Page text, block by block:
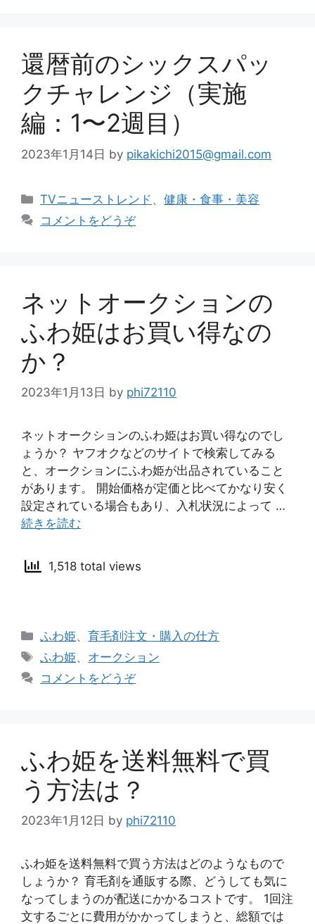
還暦前のシックスパッ
クチャレンジ（実施
編：1〜2週目）
2023年1月14日 by pikakichi2015@gmail.com
カ
TVニューストレンド 、健康・食事・美容
コメントをどうぞ
ネットオークションの
ふわ姫はお買い得なの
か？
2023年1月13日 by phi72110
ネットオークションのふわ姫はお買い得なのでし
ょうか？ ヤフオクなどのサイトで検索してみる
と、オークションにふわ姫が出品されていること
があります。 開始価格が定価と比べてかなり安く
設定されている場合もあり、入札状況によって …
続きを読む
1,518 total views
カ
テ
リ
ふわ姫、育毛剤注文・購入の仕方
タ
ふわ姫、 オークション
コメントをどうぞ
ふわ姫を送料無料で買
う方法は？
2023年1月12日 by phi72110
ふわ姫を送料無料で買う方法はどのようなもので
しょうか？ 育毛剤を通販する際、どうしても気に
なってしまうのが配送にかかるコストです。 1回注
文するごとに費用がかかってしまうと、総額では